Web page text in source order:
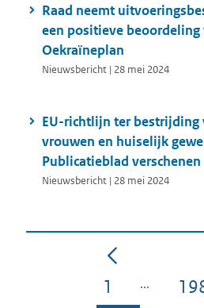
Raad neemt
een positieve beoordeling
Oekraïneplan
Nieuwsbericht | 28 mei 2024
EU-richtlijn ter bestrijding
vrouwen en huiselijk
Publicatieblad verschenen
Nieuwsbericht | 28 mei 2024
Pagina
1